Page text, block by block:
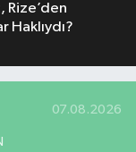
Rize’den
Haklıydı?
07.08.2026